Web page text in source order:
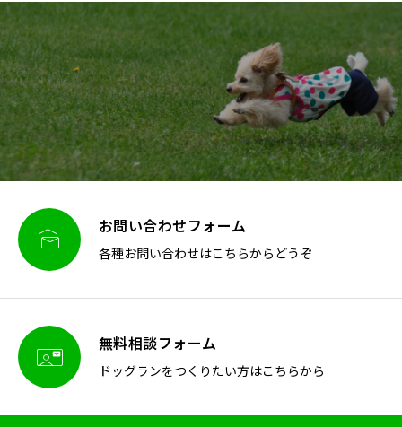
 お問い合わせフォーム
各種お問い合わせはこちらからどうぞ
 無料相談フォーム
ドッグランをつくりたい方はこちらから